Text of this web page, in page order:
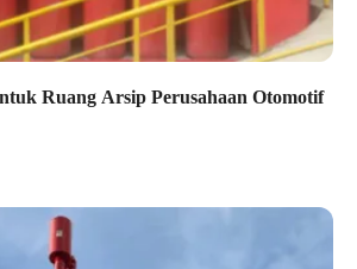
Ruang Arsip Perusahaan Otomotif